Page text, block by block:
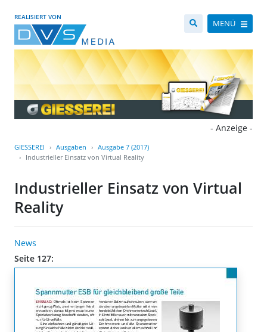
REALISIERT VON
MENÜ
- Anzeige -
GIESSEREI Ausgaben
Ausgabe 7 (2017)
Industrieller Einsatz von Virtual Reality
Industrieller Einsatz von Virtual
Reality
News
Seite 127: